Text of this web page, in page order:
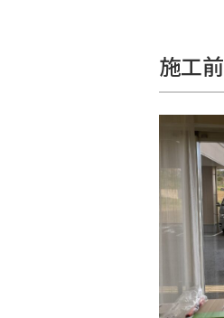
施工前